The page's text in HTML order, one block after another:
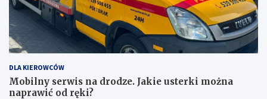
DLA KIEROWCÓW
Mobilny serwis na drodze. Jakie usterki można
naprawić od ręki?